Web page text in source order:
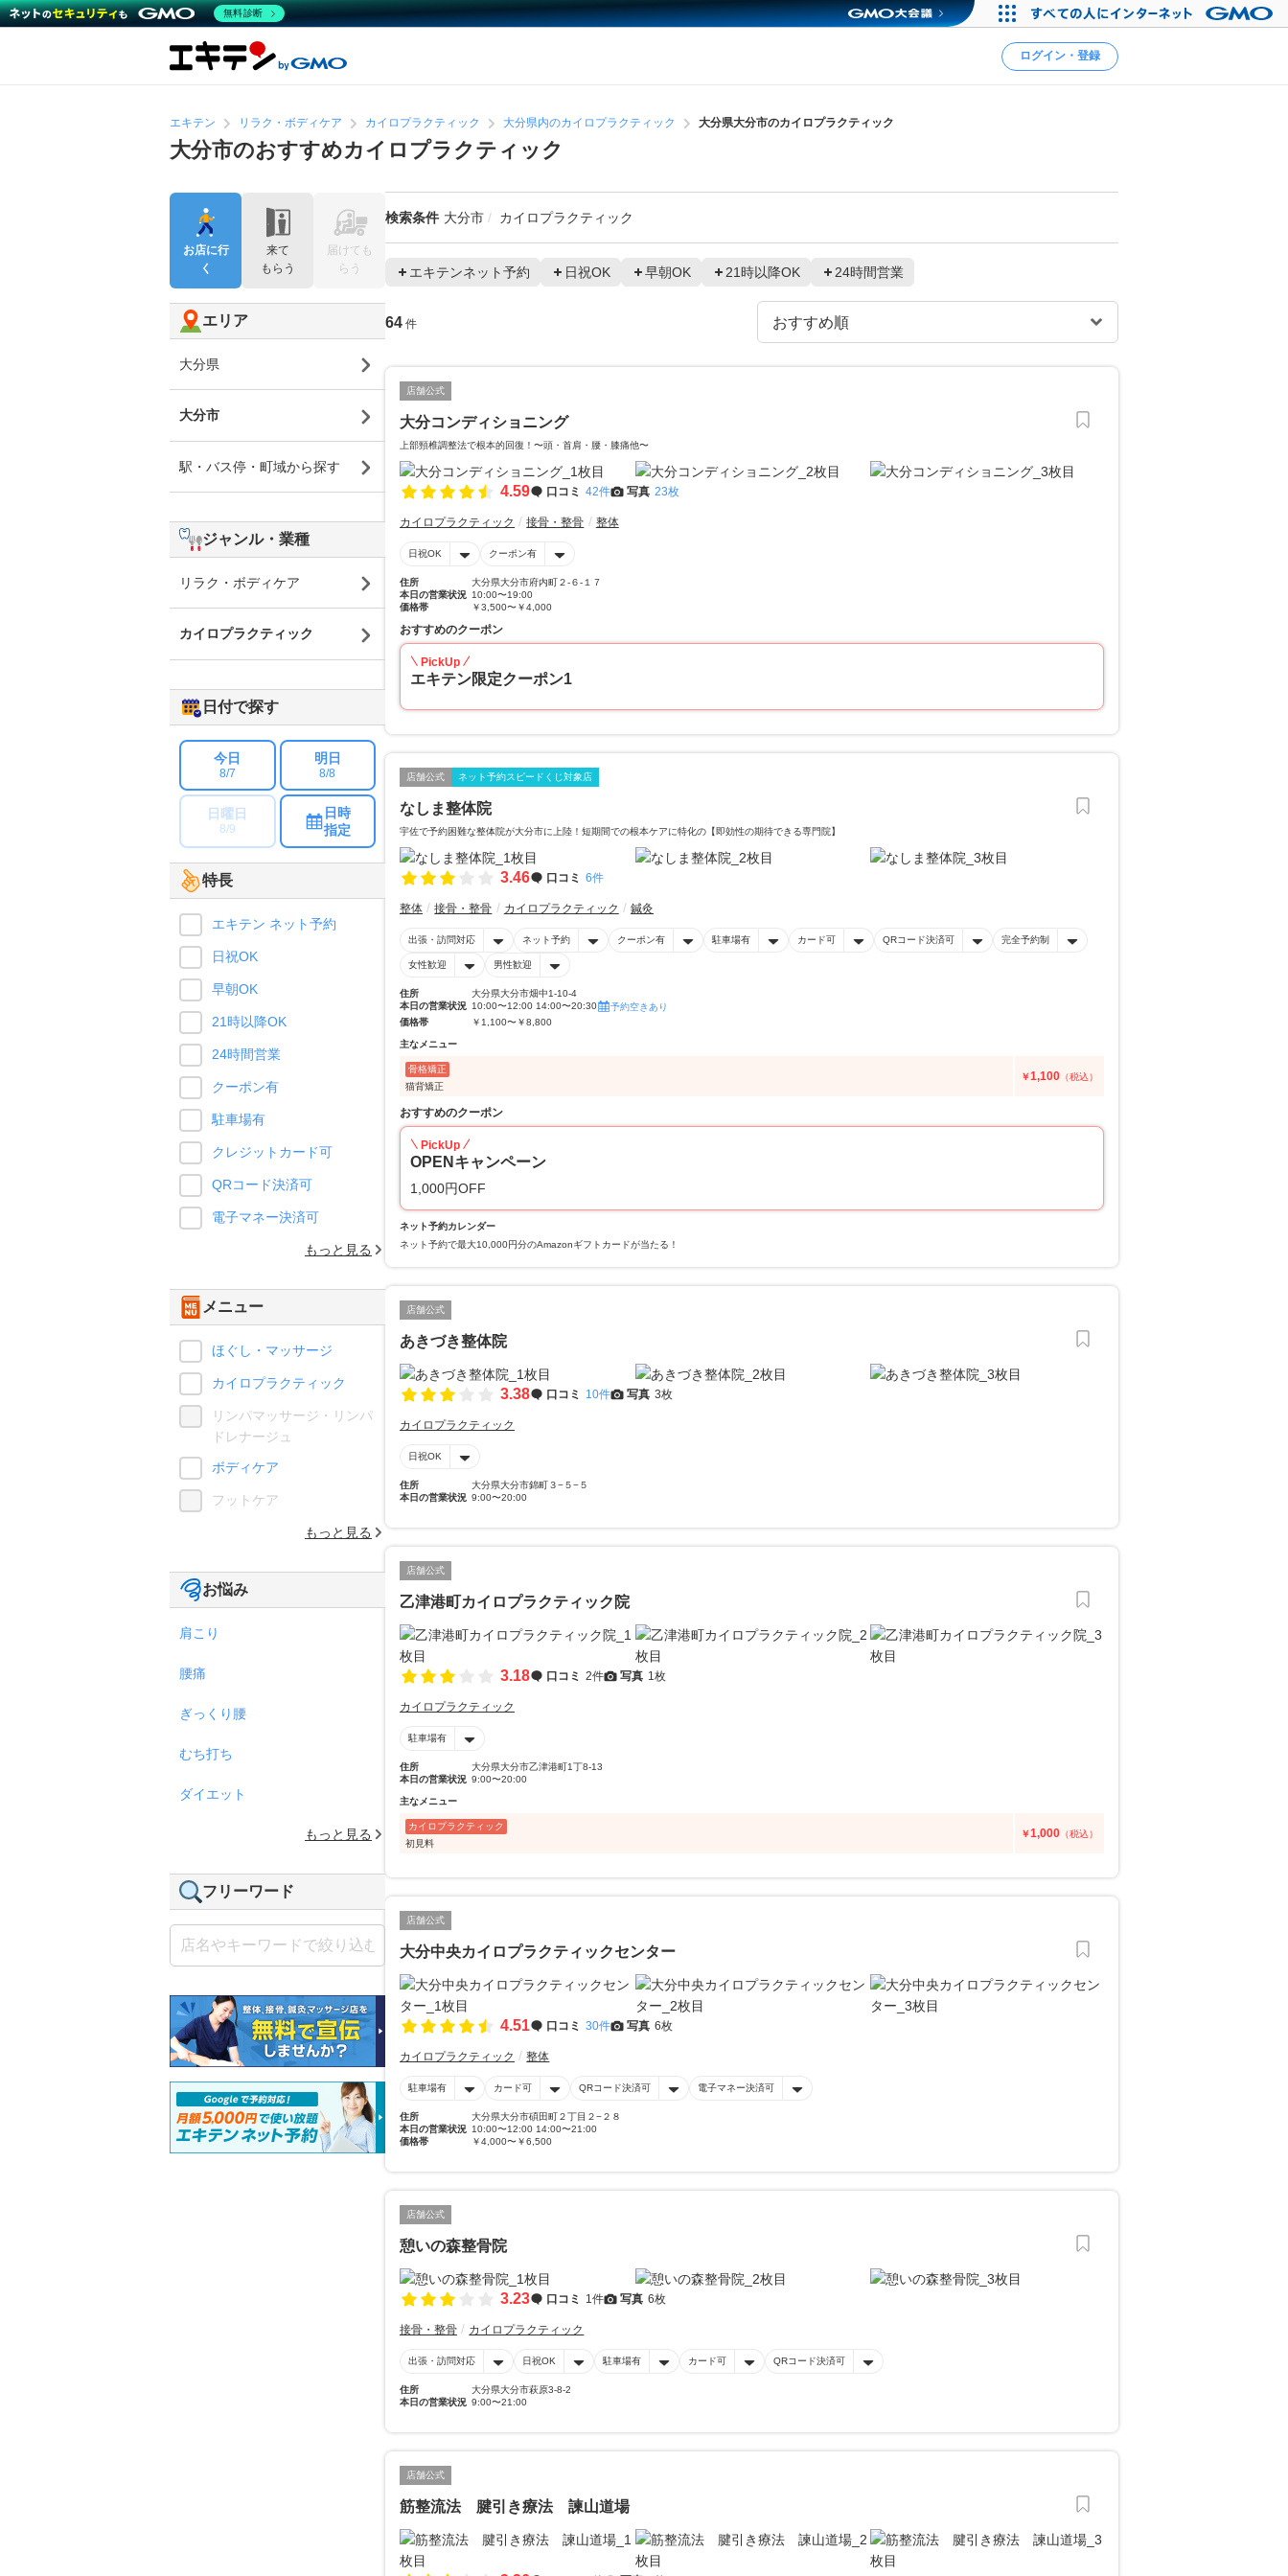
ログイン・登録
エキテン リラク・ボディケア カイロプラクティック 大分県内のカイロプラクティック 大分県大分市のカイロプラクティック
大分市のおすすめカイロプラクティック
検索条件 大分市 カイロプラクティック
エキテンネット予約 日祝OK 早朝OK 21時以降OK 24時間営業
64 件
店舗公式
大分コンディショニング
上部頸椎調整法で根本的回復！〜頭・首肩・腰・膝痛他〜
4.59 口コミ 42件 写真 23枚
カイロプラクティック 接骨・整骨 整体
日祝OK クーポン有
住所
大分県大分市府内町２-６-１７
本日の営業状況 10:00〜19:00
価格帯
￥3,500〜￥4,000
おすすめのクーポン
PickUp
エキテン限定クーポン1
店舗公式 ネット予約スピードくじ対象店
なしま整体院
宇佐で予約困難な整体院が大分市に上陸！短期間での根本ケアに特化の【即効性の期待できる専門院】
3.46 口コミ 6件
整体 接骨・整骨 カイロプラクティック 鍼灸
出張・訪問対応 ネット予約 クーポン有 駐車場有 カード可 QRコード決済可 完全予約制
女性歓迎 男性歓迎
住所
大分県大分市畑中1-10-4
本日の営業状況 10:00〜12:00 14:00〜20:30
予約空きあり
価格帯
￥1,100〜￥8,800
主なメニュー
骨格矯正
猫背矯正
￥1,100 （税込）
おすすめのクーポン
PickUp
OPENキャンペーン
1,000円OFF
ネット予約カレンダー
ネット予約で最大10,000円分のAmazonギフトカードが当たる！
店舗公式
あきづき整体院
3.38 口コミ 10件 写真 3枚
カイロプラクティック
日祝OK
住所
大分県大分市錦町３−５−５
本日の営業状況 9:00〜20:00
店舗公式
乙津港町カイロプラクティック院
3.18 口コミ 2件 写真 1枚
カイロプラクティック
駐車場有
住所
大分県大分市乙津港町1丁8-13
本日の営業状況 9:00〜20:00
主なメニュー
カイロプラクティック
初見料
￥1,000 （税込）
店舗公式
大分中央カイロプラクティックセンター
4.51 口コミ 30件 写真 6枚
カイロプラクティック 整体
駐車場有 カード可 QRコード決済可 電子マネー決済可
住所
大分県大分市碩田町２丁目２−２８
本日の営業状況 10:00〜12:00 14:00〜21:00
価格帯
￥4,000〜￥6,500
店舗公式
憩いの森整骨院
3.23 口コミ 1件 写真 6枚
接骨・整骨 カイロプラクティック
出張・訪問対応 日祝OK 駐車場有 カード可 QRコード決済可
住所
大分県大分市萩原3-8-2
本日の営業状況 9:00〜21:00
店舗公式
筋整流法 腱引き療法 諫山道場
お店に行
く
来て
もらう
届けても
らう
エリア
大分県
大分市
駅・バス停・町域から探す
ジャンル・業種
リラク・ボディケア
カイロプラクティック
日付で探す
今日
8/7
明日
8/8
日曜日
8/9
日時
指定
特長
エキテン ネット予約
日祝OK
早朝OK
21時以降OK
24時間営業
クーポン有
駐車場有
クレジットカード可
QRコード決済可
電子マネー決済可
もっと見る
メニュー
ほぐし・マッサージ
カイロプラクティック
リンパマッサージ・リンパ
ドレナージュ
ボディケア
フットケア
もっと見る
お悩み
肩こり
腰痛
ぎっくり腰
むち打ち
ダイエット
もっと見る
フリーワード
無料診断